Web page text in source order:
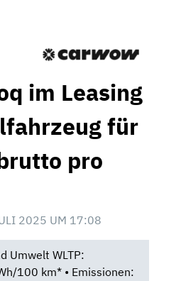
im Leasing
für
pro
2025 UM 17:08
Umwelt WLTP:
100 km* • Emissionen: